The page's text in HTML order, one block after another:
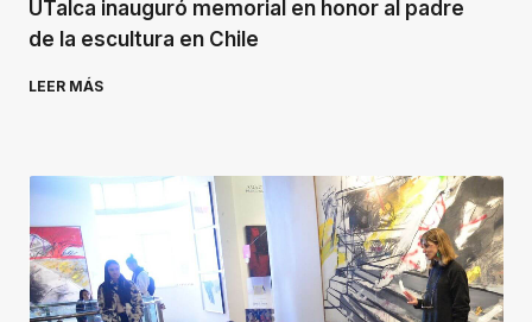
UTalca inauguró memorial en honor al padre
de la escultura en Chile
LEER MÁS